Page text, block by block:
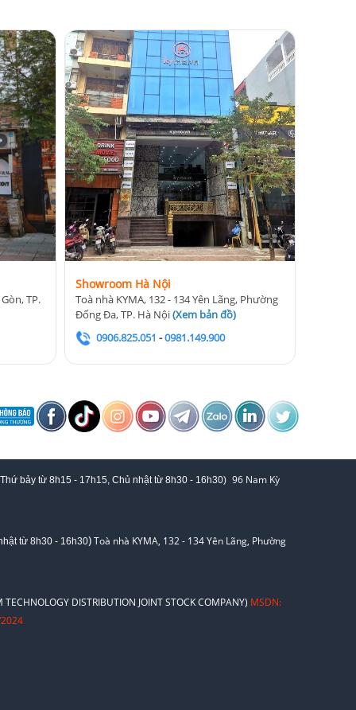
TP.
Showroom Hà Nội
Toà nhà KYMA, 132 - 134 Yên Lãng, Phường
Đống Đa, TP. Hà Nội(Xem bản đồ)
0906.825.051 -0981.149.900
bảy từ 8h15 - 17h15, Chủ nhật từ 8h30 - 16h30) 96 Nam Kỳ
từ 8h30 - 16h30)Toà nhà KYMA, 132 - 134 Yên Lãng, Phường
TECHNOLOGY DISTRIBUTION JOINT STOCK COMPANY) MSDN: